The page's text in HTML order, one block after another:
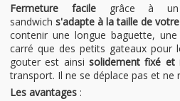
Fermeture facile grâce à
sandwich s'adapte à la taille de
contenir une longue baguette,
carré que des petits gateaux pour
gouter est ainsisolidement fixé et
transport. Il ne se déplace pas et ne
Les avantages :